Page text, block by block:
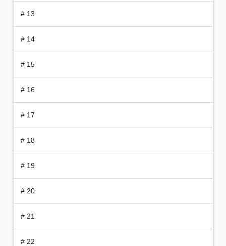
# 13
# 14
# 15
# 16
# 17
# 18
# 19
# 20
# 21
# 22